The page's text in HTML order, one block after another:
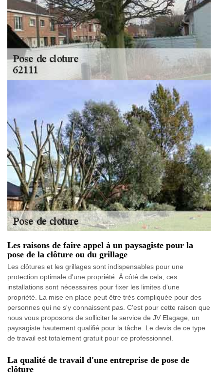
Les raisons de faire appel à un paysagiste pour la
pose de la clôture ou du grillage
Les clôtures et les grillages sont indispensables pour une
protection optimale d'une propriété. À côté de cela, ces
installations sont nécessaires pour fixer les limites d'une
propriété. La mise en place peut être très compliquée pour des
personnes qui ne s'y connaissent pas. C'est pour cette raison que
nous vous proposons de solliciter le service de JV Elagage, un
paysagiste hautement qualifié pour la tâche. Le devis de ce type
de travail est totalement gratuit pour ce professionnel.
La qualité de travail d'une entreprise de pose de
clôture